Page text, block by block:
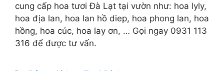
cung cấp hoa tươi Đà Lạt tại vườn như: hoa lyly,
hoa địa lan, hoa lan hồ diep, hoa phong lan, hoa
hồng, hoa cúc, hoa lay ơn, … Gọi ngay 0931 113
316 để được tư vấn.